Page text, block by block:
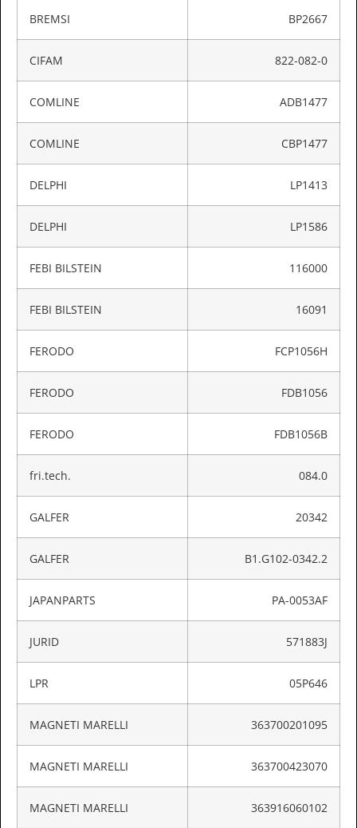
BREMSI BP2667
CIFAM 822-082-0
COMLINE ADB1477
COMLINE CBP1477
DELPHI LP1413
DELPHI LP1586
FEBI BILSTEIN 116000
FEBI BILSTEIN 16091
FERODO FCP1056H
FERODO FDB1056
FERODO FDB1056B
fri.tech. 084.0
GALFER 20342
GALFER B1.G102-0342.2
JAPANPARTS PA-0053AF
JURID 571883J
LPR 05P646
MAGNETI MARELLI 363700201095
MAGNETI MARELLI 363700423070
MAGNETI MARELLI 363916060102